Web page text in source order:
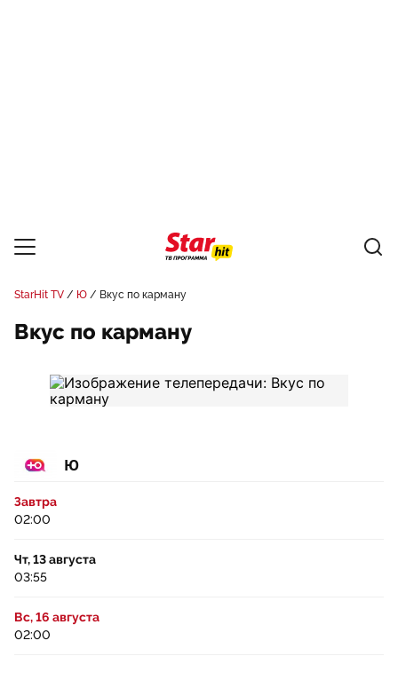
StarHit TV Ю Вкус по карману
Вкус по карману
Ю
Завтра
02:00
Чт, 13 августа
03:55
Вс, 16 августа
02:00